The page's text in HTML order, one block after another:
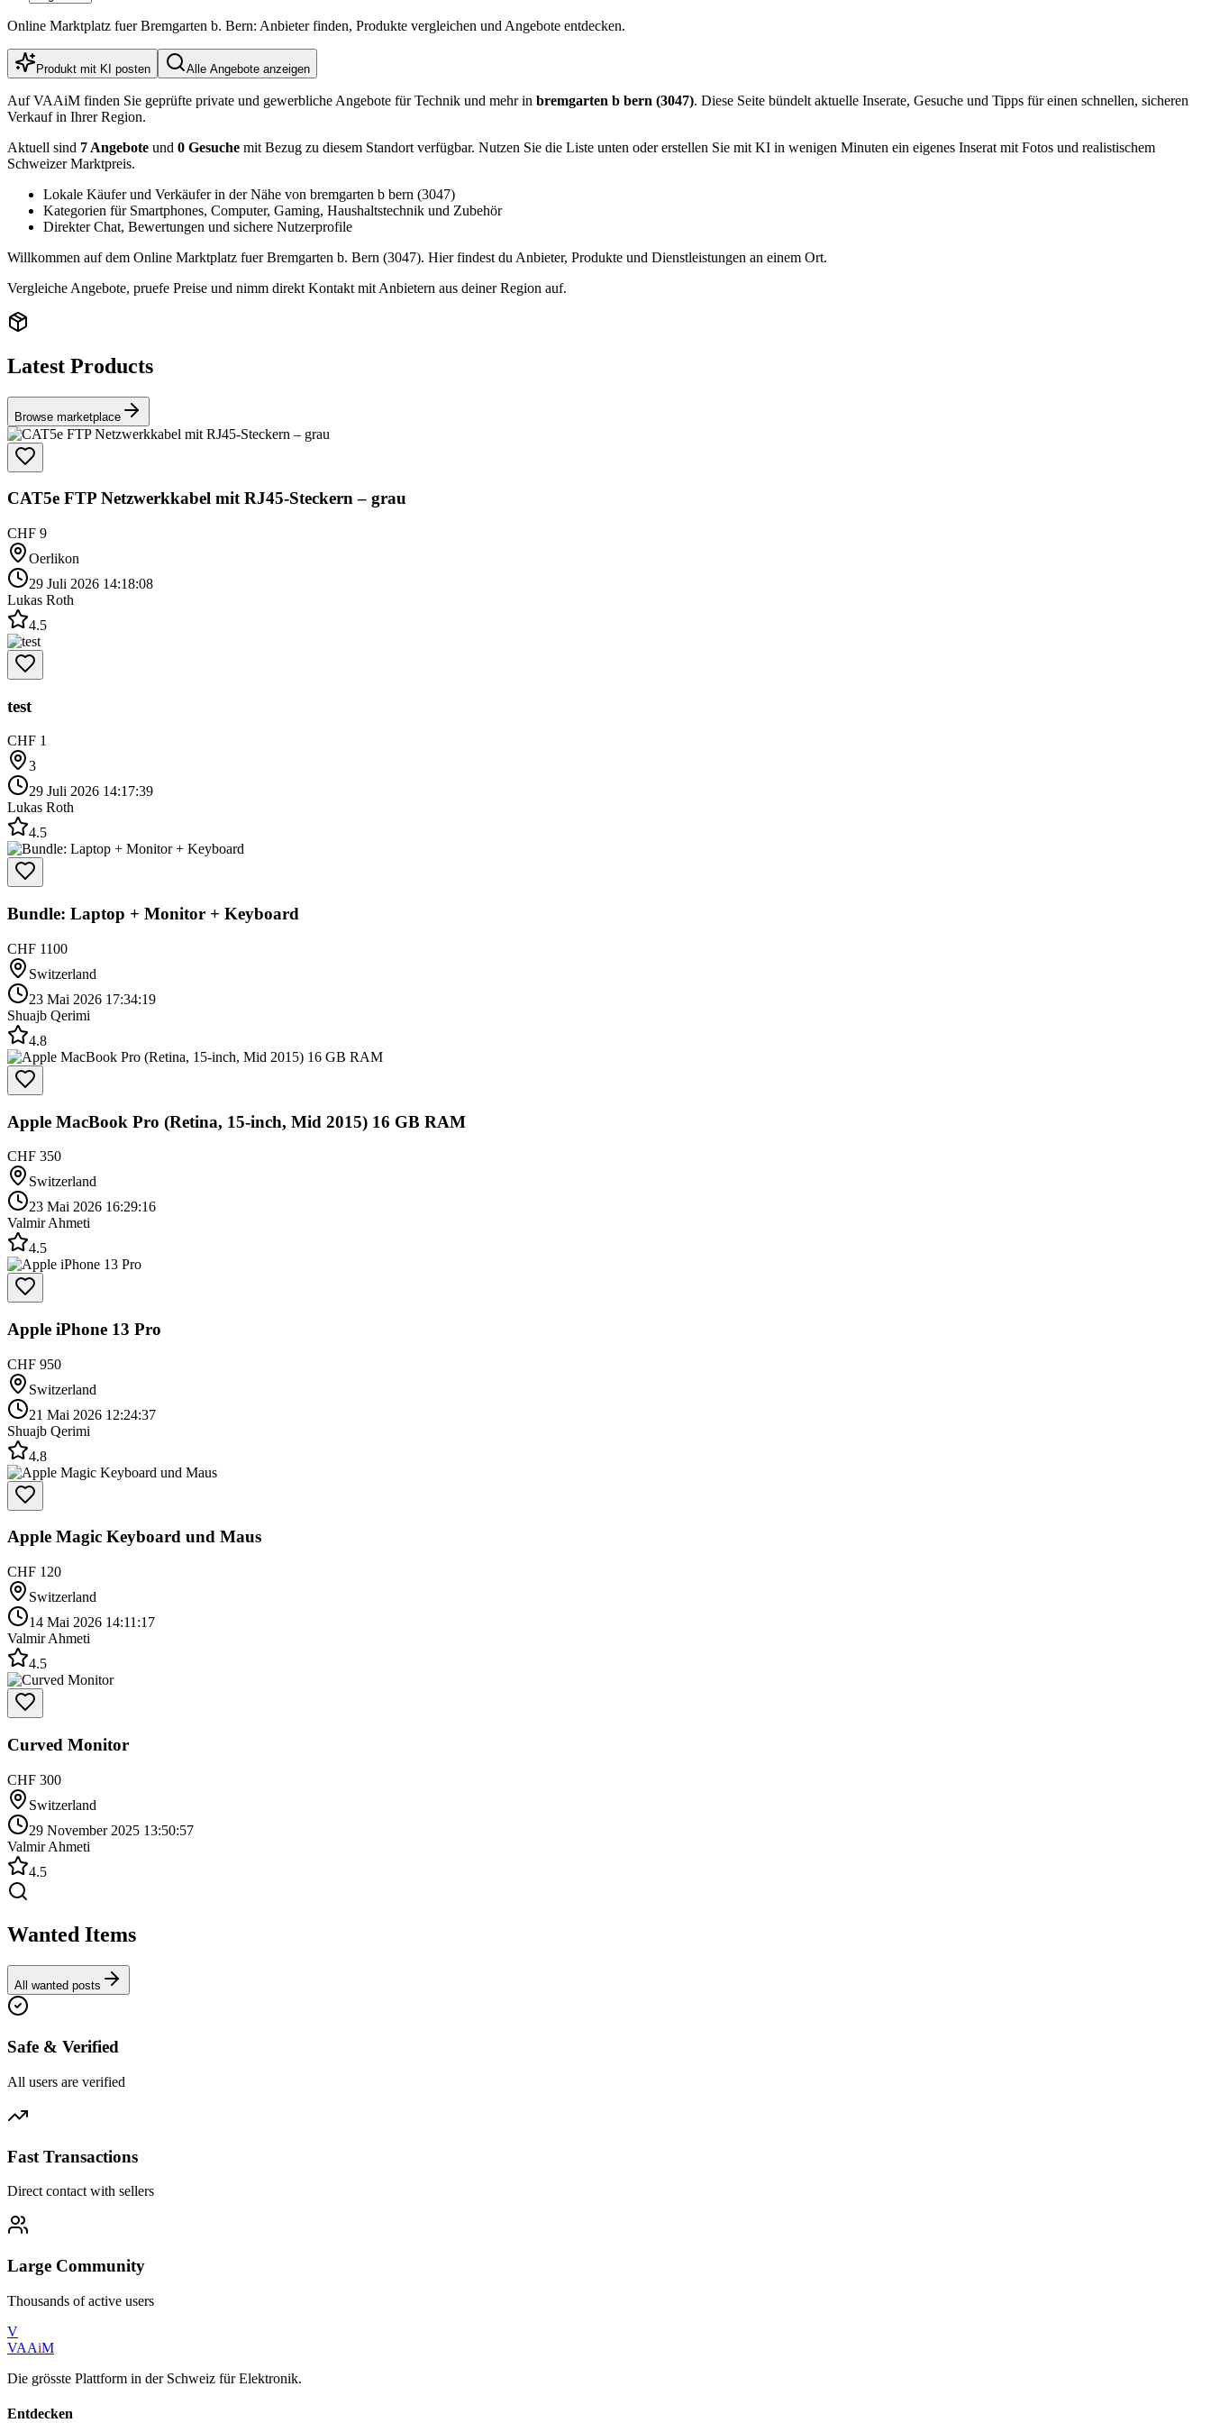
Online Marktplatz fuer Bremgarten b. Bern: Anbieter finden, Produkte vergleichen und Angebote entdecken.
Produkt mit KI posten Alle Angebote anzeigen
Auf VAAiM finden Sie geprüfte private und gewerbliche Angebote für Technik und mehr in bremgarten b bern (3047). Diese Seite bündelt aktuelle Inserate, Gesuche und Tipps für einen schnellen, sicheren
Verkauf in Ihrer Region.
Aktuell sind 7 Angebote und 0 Gesuche mit Bezug zu diesem Standort verfügbar. Nutzen Sie die Liste unten oder erstellen Sie mit KI in wenigen Minuten ein eigenes Inserat mit Fotos und realistischem
Schweizer Marktpreis.
Lokale Käufer und Verkäufer in der Nähe von bremgarten b bern (3047)
Kategorien für Smartphones, Computer, Gaming, Haushaltstechnik und Zubehör
Direkter Chat, Bewertungen und sichere Nutzerprofile
Willkommen auf dem Online Marktplatz fuer Bremgarten b. Bern (3047). Hier findest du Anbieter, Produkte und Dienstleistungen an einem Ort.
Vergleiche Angebote, pruefe Preise und nimm direkt Kontakt mit Anbietern aus deiner Region auf.
Latest Products
Browse marketplace
CAT5e FTP Netzwerkkabel mit RJ45-Steckern – grau
CHF 9
Oerlikon
29 Juli 2026 14:18:08
Lukas Roth
4.5
test
CHF 1
3
29 Juli 2026 14:17:39
Lukas Roth
4.5
Bundle: Laptop + Monitor + Keyboard
CHF 1100
Switzerland
23 Mai 2026 17:34:19
Shuajb Qerimi
4.8
Apple MacBook Pro (Retina, 15-inch, Mid 2015) 16 GB RAM
CHF 350
Switzerland
23 Mai 2026 16:29:16
Valmir Ahmeti
4.5
Apple iPhone 13 Pro
CHF 950
Switzerland
21 Mai 2026 12:24:37
Shuajb Qerimi
4.8
Apple Magic Keyboard und Maus
CHF 120
Switzerland
14 Mai 2026 14:11:17
Valmir Ahmeti
4.5
Curved Monitor
CHF 300
Switzerland
29 November 2025 13:50:57
Valmir Ahmeti
4.5
Wanted Items
All wanted posts
Safe & Verified
All users are verified
Fast Transactions
Direct contact with sellers
Large Community
Thousands of active users
V
VAAiM
Die grösste Plattform in der Schweiz für Elektronik.
Entdecken